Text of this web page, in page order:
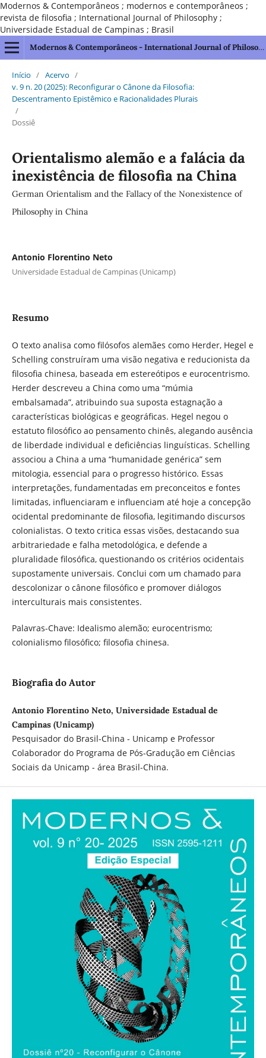
Modernos & Contemporâneos ; modernos e contemporâneos ;
revista de filosofia ; International Journal of Philosophy ;
Universidade Estadual de Campinas ; Brasil
Modernos & Contemporâneos - International Journal of Philosophy [issn 2595-1211]
Início / Acervo /
v. 9 n. 20 (2025): Reconfigurar o Cânone da Filosofia:
Descentramento Epistêmico e Racionalidades Plurais
/
Dossiê
Orientalismo alemão e a falácia da
inexistência de filosofia na China
German Orientalism and the Fallacy of the Nonexistence of
Philosophy in China
Antonio Florentino Neto
Universidade Estadual de Campinas (Unicamp)
Resumo
O texto analisa como filósofos alemães como Herder, Hegel e
Schelling construíram uma visão negativa e reducionista da
filosofia chinesa, baseada em estereótipos e eurocentrismo.
Herder descreveu a China como uma “múmia
embalsamada”, atribuindo sua suposta estagnação a
características biológicas e geográficas. Hegel negou o
estatuto filosófico ao pensamento chinês, alegando ausência
de liberdade individual e deficiências linguísticas. Schelling
associou a China a uma “humanidade genérica” sem
mitologia, essencial para o progresso histórico. Essas
interpretações, fundamentadas em preconceitos e fontes
limitadas, influenciaram e influenciam até hoje a concepção
ocidental predominante de filosofia, legitimando discursos
colonialistas. O texto critica essas visões, destacando sua
arbitrariedade e falha metodológica, e defende a
pluralidade filosófica, questionando os critérios ocidentais
supostamente universais. Conclui com um chamado para
descolonizar o cânone filosófico e promover diálogos
interculturais mais consistentes.
Palavras-Chave: Idealismo alemão; eurocentrismo;
colonialismo filosófico; filosofia chinesa.
Biografia do Autor
Antonio Florentino Neto, Universidade Estadual de
Campinas (Unicamp)
Pesquisador do Brasil-China - Unicamp e Professor
Colaborador do Programa de Pós-Gradução em Ciências
Sociais da Unicamp - área Brasil-China.